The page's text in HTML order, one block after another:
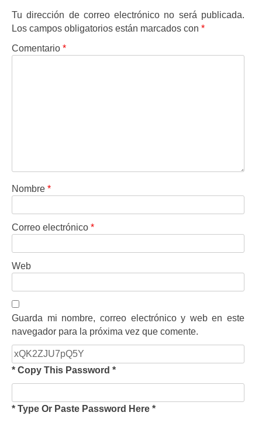
Tu dirección de correo electrónico no será publicada.
Los campos obligatorios están marcados con *
Comentario *
Nombre *
Correo electrónico *
Web
Guarda mi nombre, correo electrónico y web en este
navegador para la próxima vez que comente.
* Copy This Password *
* Type Or Paste Password Here *